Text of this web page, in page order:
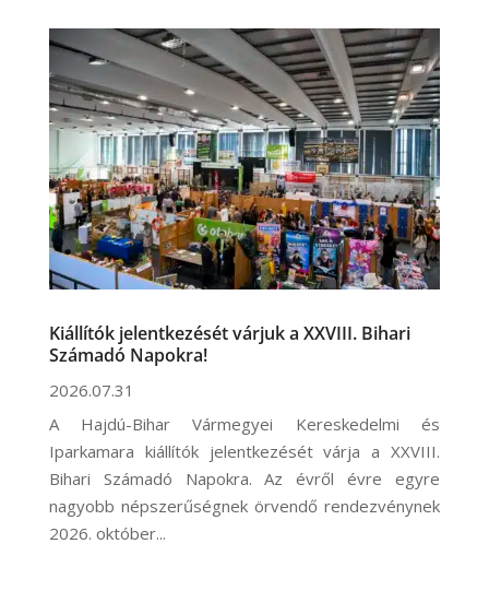
Kiállítók jelentkezését várjuk a XXVIII. Bihari
Számadó Napokra!
2026.07.31
A Hajdú-Bihar Vármegyei Kereskedelmi és
Iparkamara kiállítók jelentkezését várja a XXVIII.
Bihari Számadó Napokra. Az évről évre egyre
nagyobb népszerűségnek örvendő rendezvénynek
2026. október...